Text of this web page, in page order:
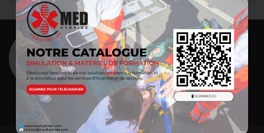
<Retour à la liste des SDIS
SDIS Ariège à Foix
(09)
DépartementARIEGE
4890 km² - 153153 habitants
Informations mises à jour le 6 juil. 2026